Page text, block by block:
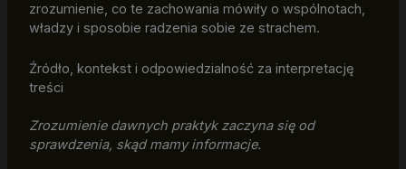
zrozumienie, co te zachowania mówiły o wspólnotach,
władzy i sposobie radzenia sobie ze strachem.
Źródło, kontekst i odpowiedzialność za interpretację
treści
Zrozumienie dawnych praktyk zaczyna się od
sprawdzenia, skąd mamy informacje.